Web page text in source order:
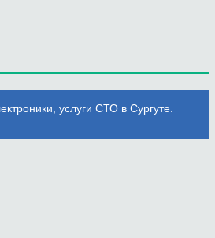
услуги СТО в Сургуте.